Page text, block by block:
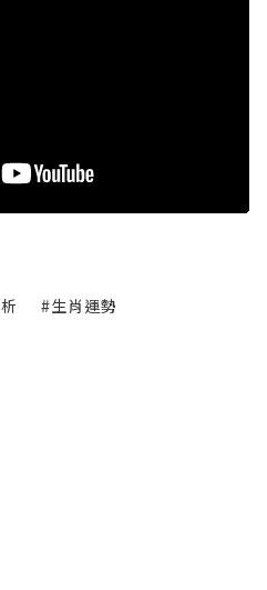
#生肖運勢